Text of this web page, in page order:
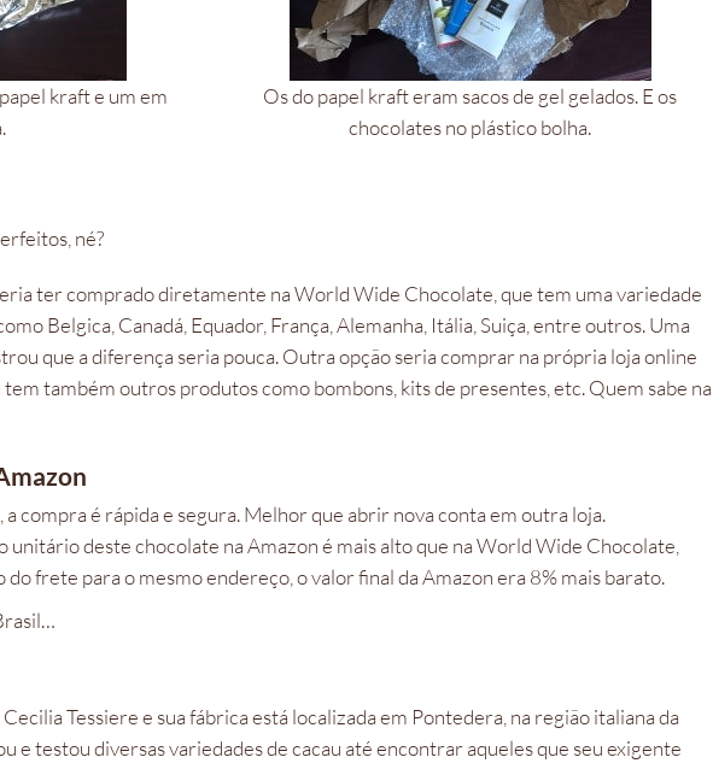
kraft e um em
Os do papel kraft eram sacos de gel gelados. E os
chocolates no plástico bolha.
né?
ter comprado diretamente na World Wide Chocolate, que tem uma variedade
Belgica, Canadá, Equador, França, Alemanha, Itália, Suiça, entre outros. Uma
que a diferença seria pouca. Outra opção seria comprar na própria loja online
tem também outros produtos como bombons, kits de presentes, etc. Quem sabe na
a compra é rápida e segura. Melhor que abrir nova conta em outra loja.
unitário deste chocolate na Amazon é mais alto que na World Wide Chocolate,
do frete para o mesmo endereço, o valor final da Amazon era 8% mais barato.
Tessiere e sua fábrica está localizada em Pontedera, na região italiana da
e testou diversas variedades de cacau até encontrar aqueles que seu exigente